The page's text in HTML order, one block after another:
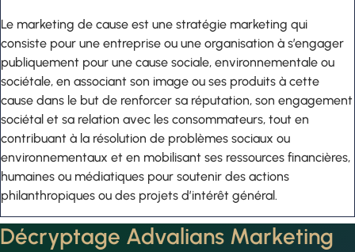
Le marketing de cause est une stratégie marketing qui
consiste pour une entreprise ou une organisation à s’engager
publiquement pour une cause sociale, environnementale ou
sociétale, en associant son image ou ses produits à cette
cause dans le but de renforcer sa réputation, son engagement
sociétal et sa relation avec les consommateurs, tout en
contribuant à la résolution de problèmes sociaux ou
environnementaux et en mobilisant ses ressources financières,
humaines ou médiatiques pour soutenir des actions
philanthropiques ou des projets d’intérêt général.
Décryptage Advalians Marketing